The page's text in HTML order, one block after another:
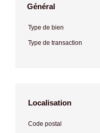
Général
Type de bien
Type de transaction
Localisation
Code postal